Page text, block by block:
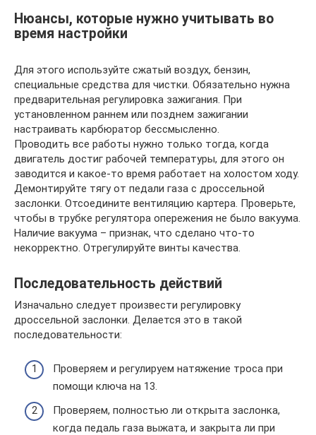
Нюансы, которые нужно учитывать во
время настройки
Для этого используйте сжатый воздух, бензин,
специальные средства для чистки. Обязательно нужна
предварительная регулировка зажигания. При
установленном раннем или позднем зажигании
настраивать карбюратор бессмысленно.
Проводить все работы нужно только тогда, когда
двигатель достиг рабочей температуры, для этого он
заводится и какое-то время работает на холостом ходу.
Демонтируйте тягу от педали газа с дроссельной
заслонки. Отсоедините вентиляцию картера. Проверьте,
чтобы в трубке регулятора опережения не было вакуума.
Наличие вакуума – признак, что сделано что-то
некорректно. Отрегулируйте винты качества.
Последовательность действий
Изначально следует произвести регулировку
дроссельной заслонки. Делается это в такой
последовательности:
Проверяем и регулируем натяжение троса при
помощи ключа на 13.
Проверяем, полностью ли открыта заслонка,
когда педаль газа выжата, и закрыта ли при